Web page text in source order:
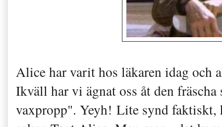
Alice har varit hos läkaren idag och
Ikväll har vi ägnat oss åt den
vaxpropp". Yeyh! Lite synd faktiskt,